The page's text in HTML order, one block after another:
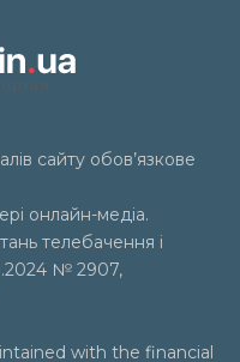
сайту обов’язкове
онлайн-медіа.
телебачення і
№ 2907,
with the financial